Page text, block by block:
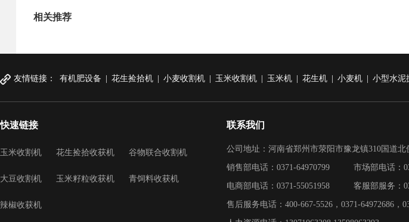
相关推荐
友情链接： 有机肥设备 花生捡拾机 小麦收割机 玉米收割机 玉米机 花生机 小麦机 小型水泥
快速链接
玉米收割机 花生捡拾收获机 谷物联合收割机
大豆收割机 玉米籽粒收获机 青饲料收获机
辣椒收获机
联系我们
公司地址：河南省郑州市荥阳市豫龙镇310国道北
销售部电话：0371-64970799 市场部电话：
电商部电话：0371-55051958 客服部服务：
售后服务电话：400-667-5526，0371-64972686，